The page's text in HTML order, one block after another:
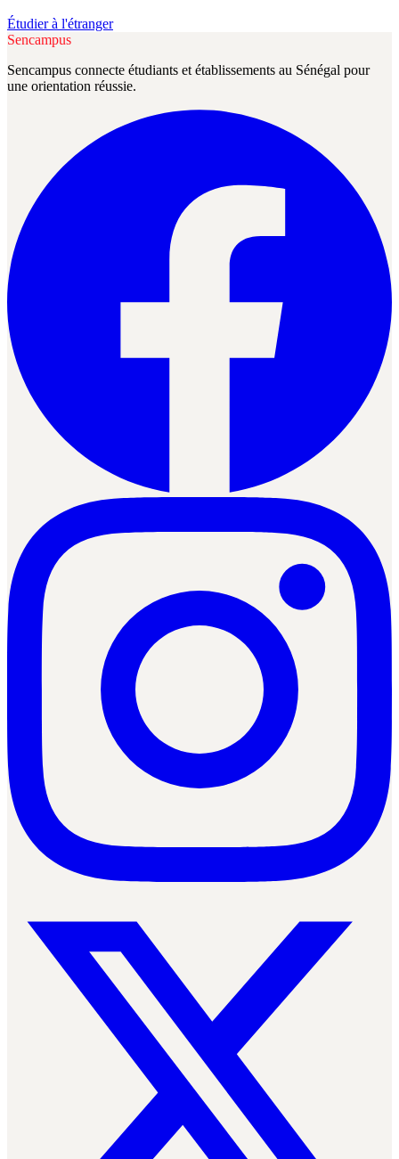
Étudier à l'étranger
Sencampus
Sencampus connecte étudiants et établissements au Sénégal pour
une orientation réussie.